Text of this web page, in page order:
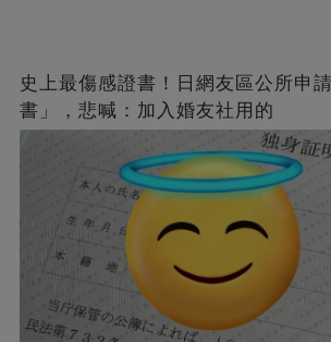
史上最傷感證書！日網友區公所申
書」，悲喊：加入婚友社用的